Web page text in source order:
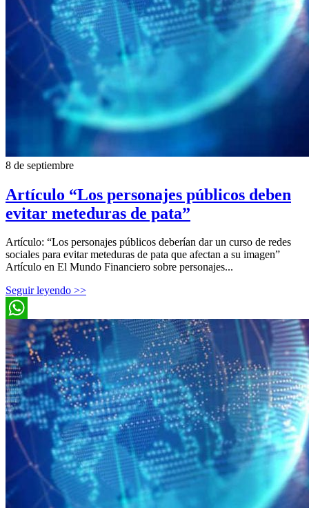
8 de septiembre
Artículo “Los personajes públicos deben
evitar meteduras de pata”
Artículo: “Los personajes públicos deberían dar un curso de redes
sociales para evitar meteduras de pata que afectan a su imagen”
Artículo en El Mundo Financiero sobre personajes...
Seguir leyendo >>
WhatsApp